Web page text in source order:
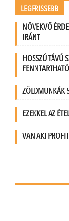
LEGFRISSEBB
NÖVEKVŐ
IRÁNT
HOSSZÚ TÁVÚ
ZÖLDMUNKÁK
EZEKKEL AZ
VAN AKI